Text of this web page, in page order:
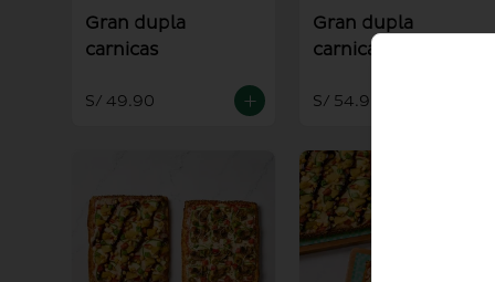
Gran dupla
carnicas
S/ 49.90
Gran dupla
carnicas + palitos +
S/ 54.90